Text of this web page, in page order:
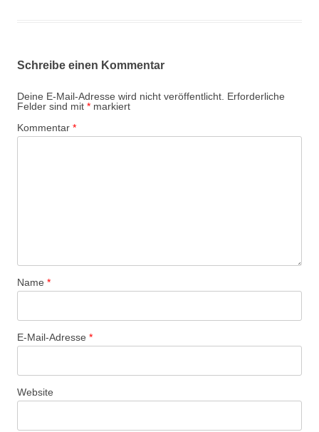
Schreibe einen Kommentar
Deine E-Mail-Adresse wird nicht veröffentlicht. Erforderliche
Felder sind mit * markiert
Kommentar *
Name *
E-Mail-Adresse *
Website